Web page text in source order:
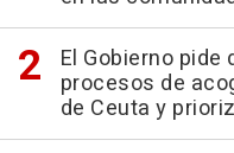
El Gobierno
procesos de
de Ceuta y